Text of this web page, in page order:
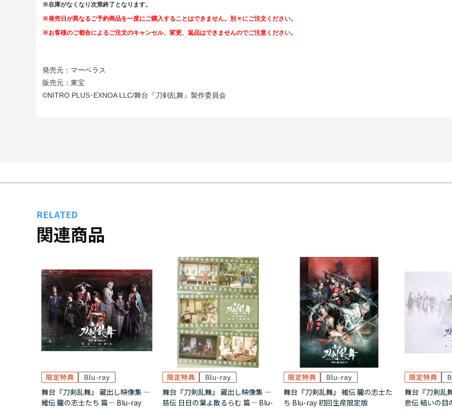
※在庫がなくなり次第終了となります。
※発売日が異なるご予約商品を一度にご購入することはできません。別々にご注文ください。
※お客様のご都合によるご注文のキャンセル、変更、返品はできませんのでご注意ください。
発売元：マーベラス
販売元：東宝
©NITRO PLUS･EXNOA LLC/舞台『刀剣乱舞』製作委員会
RELATED
関連商品
舞台『刀剣乱舞』 蔵出し映像集 ―
維伝 朧の志士たち 篇― Blu-ray
舞台『刀剣乱舞』 蔵出し映像集 ―
慈伝 日日の葉よ散るらむ 篇― Blu-
舞台『刀剣乱舞』 維伝 朧の志士た
ち Blu-ray 初回生産限定版
舞台『刀剣乱
悲伝 結いの